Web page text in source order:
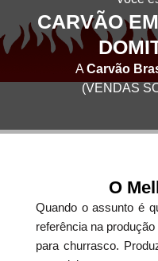
CARVÃO
ACarvão
(VENDAS
O
Quando o assunto é
referência na
para churrasco.